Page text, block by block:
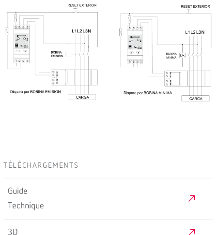
TÉLÉCHARGEMENTS
Guide
Technique
3D